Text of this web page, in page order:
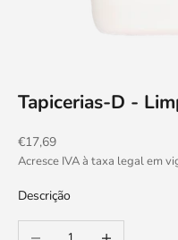
Tapicerias-D -
Preço promocional
€17,69
Acresce IVA à taxa legal em
Descrição
Diminuir a quantidade
Aumentar a